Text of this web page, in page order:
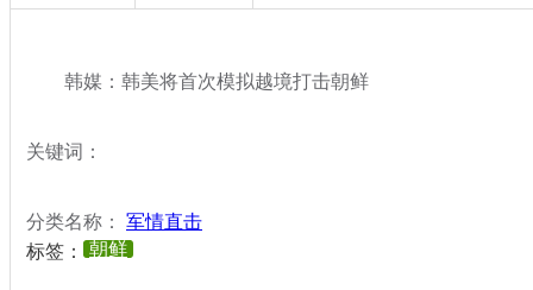
韩媒：韩美将首次模拟越境打击朝鲜
关键词：
分类名称： 军情直击
标签：
朝鲜